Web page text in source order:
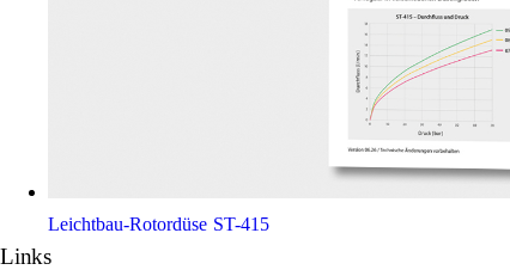
Leichtbau-Rotordüse ST-415
Links